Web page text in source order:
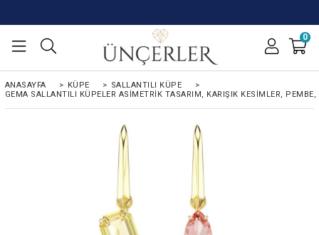
0
ANASAYFA > KÜPE > SALLANTILI KÜPE
>
GEMA SALLANTILI KÜPELER ASIMETRIK TASARIM, KARIŞIK KESIMLER,